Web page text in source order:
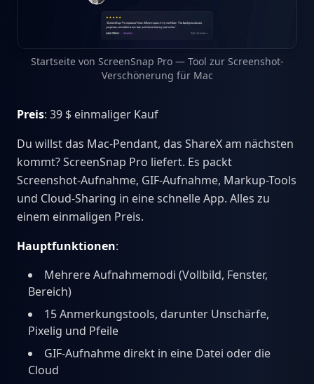
Startseite von ScreenSnap Pro — Tool zur Screenshot-
Verschönerung für Mac
Preis: 39 $ einmaliger Kauf
Du willst das Mac-Pendant, das ShareX am nächsten
kommt? ScreenSnap Pro liefert. Es packt
Screenshot-Aufnahme, GIF-Aufnahme, Markup-Tools
und Cloud-Sharing in eine schnelle App. Alles zu
einem einmaligen Preis.
Hauptfunktionen:
Mehrere Aufnahmemodi (Vollbild, Fenster,
Bereich)
15 Anmerkungstools, darunter Unschärfe,
Pixelig und Pfeile
GIF-Aufnahme direkt in eine Datei oder die
Cloud